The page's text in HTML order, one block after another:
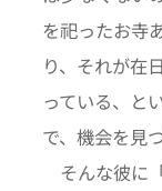
を祀ったお寺
り、それが在
っている、と
で、機会を見
そんな彼に